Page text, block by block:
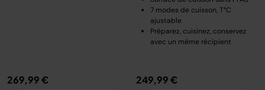
269,99 €
7 modes de cuisson, T°C
ajustable
Préparez, cuisinez, conservez
avec un même récipient
249,99 €